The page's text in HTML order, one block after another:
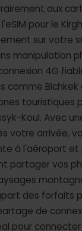
aux
pour le
sur votre
manipulation
4G
comme Bichkek
touristiques
Koul. Avec
votre arrivée,
à l'aéroport et
partager vos
des forfaits
de
pour connecter